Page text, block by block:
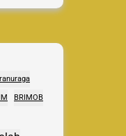
BRIMOB